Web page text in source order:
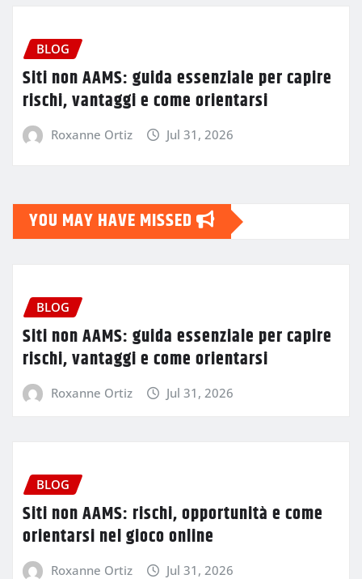
BLOG
Siti non AAMS: guida essenziale per capire
rischi, vantaggi e come orientarsi
Roxanne Ortiz Jul 31, 2026
YOU MAY HAVE MISSED
BLOG
Siti non AAMS: guida essenziale per capire
rischi, vantaggi e come orientarsi
Roxanne Ortiz Jul 31, 2026
BLOG
Siti non AAMS: rischi, opportunità e come
orientarsi nel gioco online
Roxanne Ortiz Jul 31, 2026